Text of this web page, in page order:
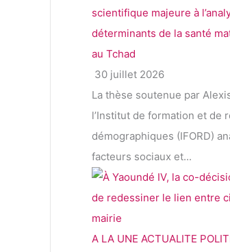
scientifique majeure à
déterminants de la santé
au Tchad
30 juillet 2026
La thèse soutenue par
l’Institut de formation et de
démographiques (IFORD)
facteurs sociaux et...
A LA UNE ACTUALITE